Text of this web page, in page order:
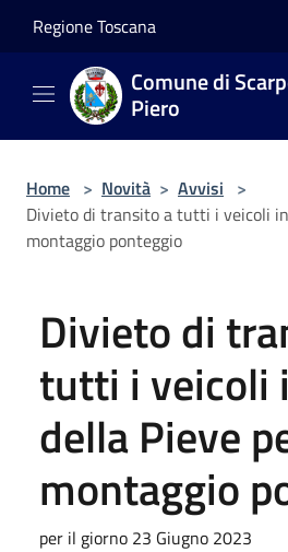
Regione Toscana
Comune di
Piero
Home > Novità > Avvisi >
Divieto di transito a tutti i veicoli
montaggio ponteggio
Divieto di
tutti i veicoli
della Pieve
montaggio
per il giorno 23 Giugno 2023